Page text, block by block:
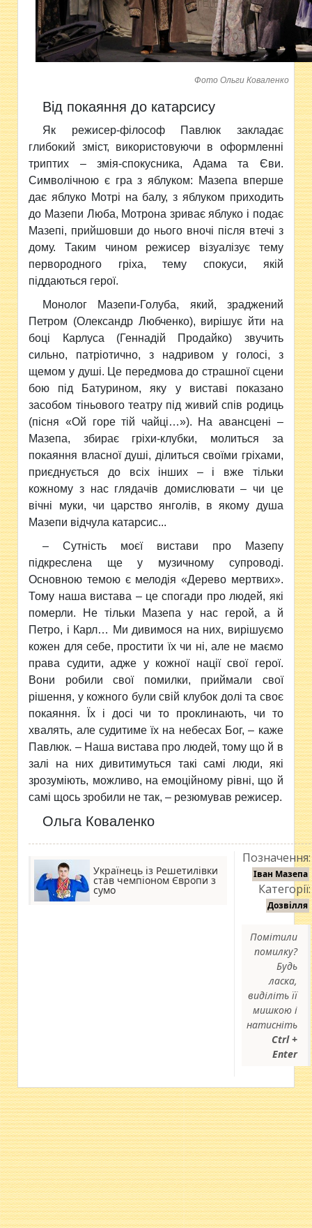
Фото Ольги Коваленко
Від покаяння до катарсису
Як режисер-філософ Павлюк закладає
глибокий зміст, використовуючи в оформленні
триптих – змія-спокусника, Адама та Єви.
Символічною є гра з яблуком: Мазепа вперше
дає яблуко Мотрі на балу, з яблуком приходить
до Мазепи Люба, Мотрона зриває яблуко і подає
Мазепі, прийшовши до нього вночі після втечі з
дому. Таким чином режисер візуалізує тему
первородного гріха, тему спокуси, якій
піддаються герої.
Монолог Мазепи-Голуба, який, зраджений
Петром (Олександр Любченко), вирішує йти на
боці Карлуса (Геннадій Продайко) звучить
сильно, патріотично, з надривом у голосі, з
щемом у душі. Це передмова до страшної сцени
бою під Батурином, яку у виставі показано
засобом тіньового театру під живий спів родиць
(пісня «Ой горе тій чайці…»). На авансцені –
Мазепа, збирає гріхи-клубки, молиться за
покаяння власної душі, ділиться своїми гріхами,
приєднується до всіх інших – і вже тільки
кожному з нас глядачів домислювати – чи це
вічні муки, чи царство янголів, в якому душа
Мазепи відчула катарсис...
– Сутність моєї вистави про Мазепу
підкреслена ще у музичному супроводі.
Основною темою є мелодія «Дерево мертвих».
Тому наша вистава – це спогади про людей, які
померли. Не тільки Мазепа у нас герой, а й
Петро, і Карл… Ми дивимося на них, вирішуємо
кожен для себе, простити їх чи ні, але не маємо
права судити, адже у кожної нації свої герої.
Вони робили свої помилки, приймали свої
рішення, у кожного були свій клубок долі та своє
покаяння. Їх і досі чи то проклинають, чи то
хвалять, але судитиме їх на небесах Бог, – каже
Павлюк. – Наша вистава про людей, тому що й в
залі на них дивитимуться такі самі люди, які
зрозуміють, можливо, на емоційному рівні, що й
самі щось зробили не так, – резюмував режисер.
Ольга Коваленко
Українець із Решетилівки
став чемпіоном Європи з
сумо
Позначення:
Іван Мазепа
Категорії:
Дозвілля
Помітили
помилку?
Будь
ласка,
виділіть її
мишкою і
натисніть
Ctrl +
Enter